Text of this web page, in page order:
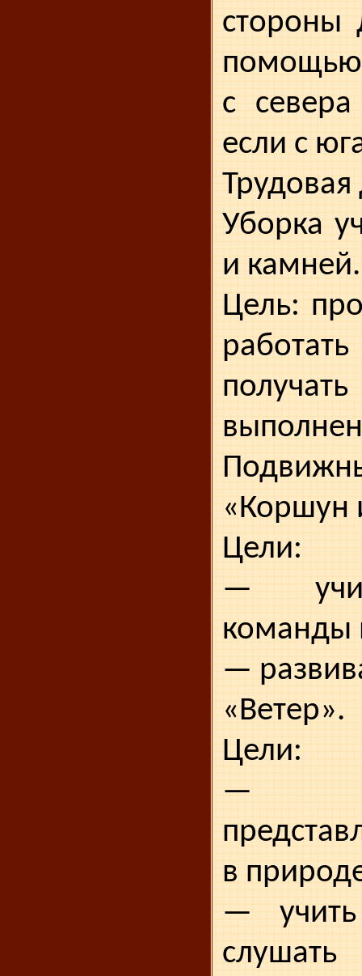
стороны
помо­щью
с
если с
Трудовая
Уборка
и камней.
Цель:
«Коршун
Цели:
—
команды
—
«Ветер».
Цели:
—
в
— учить